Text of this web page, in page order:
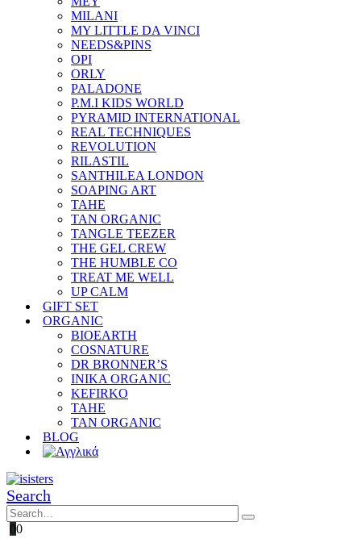
MILANI
MY LITTLE DA VINCI
NEEDS&PINS
OPI
ORLY
PALADONE
P.M.I KIDS WORLD
PYRAMID INTERNATIONAL
REAL TECHNIQUES
REVOLUTION
RILASTIL
SANTHILEA LONDON
SOAPING ART
TAHE
TAN ORGANIC
TANGLE TEEZER
THE GEL CREW
THE HUMBLE CO
TREAT ME WELL
UP CALM
GIFT SET
ORGANIC
BIOEARTH
COSNATURE
DR BRONNER’S
INIKA ORGANIC
KEFIRKO
TAHE
TAN ORGANIC
BLOG
Search
00